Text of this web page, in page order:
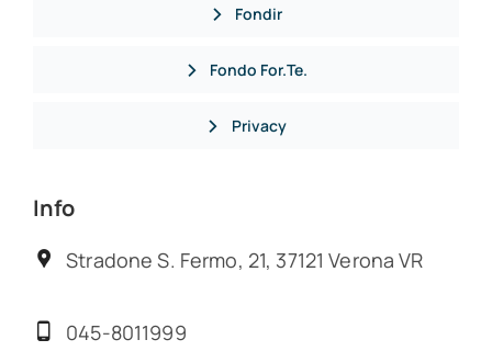
Fondir
Fondo For.Te.
Privacy
Info
Stradone S. Fermo, 21, 37121 Verona VR
045-8011999